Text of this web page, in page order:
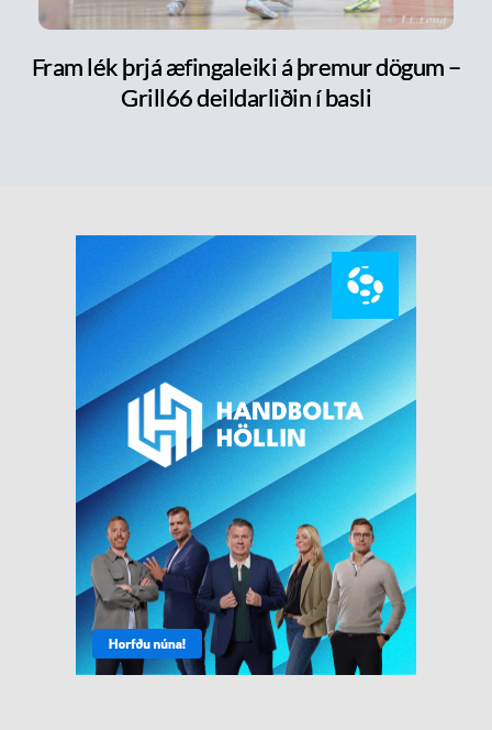
Fram lék þrjá æfingaleiki á þremur dögum –
Grill66 deildarliðin í basli